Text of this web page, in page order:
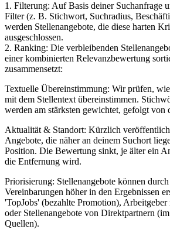
1. Filterung: Auf Basis deiner Suchanfrage
Filter (z. B. Stichwort, Suchradius,
werden Stellenangebote, die diese harten
ausgeschlossen.
2. Ranking: Die verbleibenden
einer kombinierten Relevanzbewertung
zusammensetzt:
Textuelle Übereinstimmung: Wir prüfen,
mit dem Stellentext übereinstimmen.
werden am stärksten gewichtet, gefolgt von
Aktualität & Standort: Kürzlich
Angebote, die näher an deinem Suchort
Position. Die Bewertung sinkt, je älter ein
die Entfernung wird.
Priorisierung: Stellenangebote können
Vereinbarungen höher in den Ergebnissen
'TopJobs' (bezahlte Promotion),
oder Stellenangebote von Direktpartnern
Quellen).